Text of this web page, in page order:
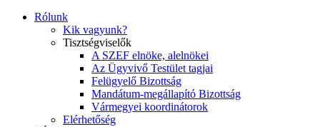
Rólunk
Kik vagyunk?
Tisztségviselők
A SZEF elnöke, alelnökei
Az Ügyvivő Testület tagjai
Felügyelő Bizottság
Mandátum-megállapító Bizottság
Vármegyei koordinátorok
Elérhetőség